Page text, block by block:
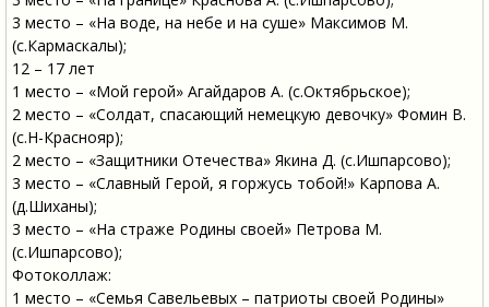
3 место – «На воде, на небе и на суше» Максимов М.
(с.Кармаскалы);
12 – 17 лет
1 место – «Мой герой» Агайдаров А. (с.Октябрьское);
2 место – «Солдат, спасающий немецкую девочку» Фомин В.
(с.Н-Краснояр);
2 место – «Защитники Отечества» Якина Д. (с.Ишпарсово);
3 место – «Славный Герой, я горжусь тобой!» Карпова А.
(д.Шиханы);
3 место – «На страже Родины своей» Петрова М.
(с.Ишпарсово);
Фотоколлаж:
1 место – «Семья Савельевых – патриоты своей Родины»